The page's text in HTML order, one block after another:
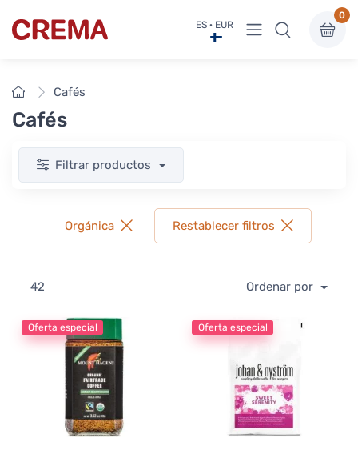
Crema ES · EUR Ver menú
0
InicioCafés
Cafés
Filtrar productos
Orgánica Restablecer filtros
42 Ordenar por
Oferta especial Oferta especial